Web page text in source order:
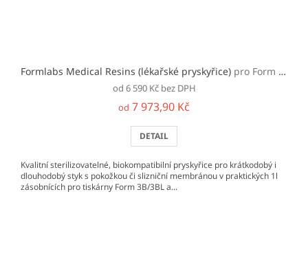
Formlabs Medical Resins (lékařské pryskyřice) pro Form 2/3/+
od 6 590 Kč bez DPH
od 7 973,90 Kč
DETAIL
Kvalitní sterilizovatelné, biokompatibilní pryskyřice pro krátkodobý i
dlouhodobý styk s pokožkou či slizniční membránou v praktických 1l
zásobnících pro tiskárny Form 3B/3BL a...